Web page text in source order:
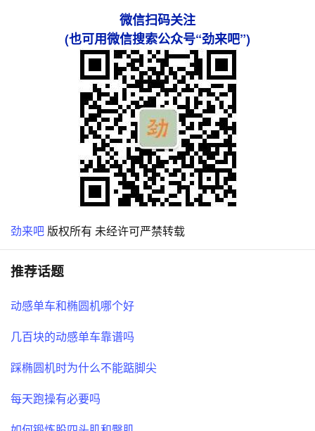
微信扫码关注
(也可用微信搜索公众号“劲来吧”)
劲来吧 版权所有 未经许可严禁转载
推荐话题
动感单车和椭圆机哪个好
几百块的动感单车靠谱吗
踩椭圆机时为什么不能踮脚尖
每天跑操有必要吗